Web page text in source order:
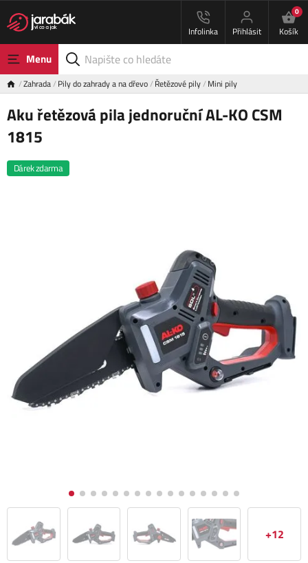
Infolinka Přihlásit
0
Košík
Menu
Zahrada Pily do zahrady a na dřevo Řetězové pily Mini pily
Aku řetězová pila jednoruční AL-KO CSM
1815
Dárek zdarma
+12